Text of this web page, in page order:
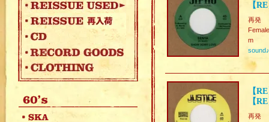
【
再発
m
sound♪
【
【
再発